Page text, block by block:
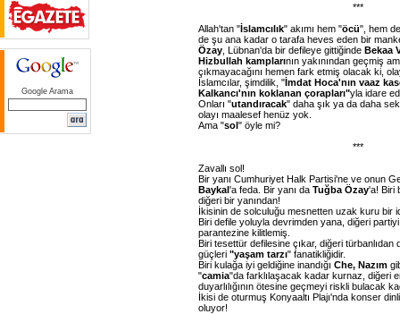
Google Arama
***
Allah'tan "İslamcılık" akımı hem "öcü", hem
de şu ana kadar o tarafa heves eden bir
Özay , Lübnan'da bir defileye gittiğinde Bekaa
Hizbullah kamplarının yakınından geçmiş
çıkmayacağını hemen fark etmiş olacak ki,
İslamcılar, şimdilik, "İmdat Hoca'nın vaaz
Kalkancı'nın koklanan çorapları"yla idare
Onları "utandıracak" daha şık ya da daha
olayı maalesef henüz yok.
Ama "sol" öyle mi?
***
Zavallı sol!
Bir yanı Cumhuriyet Halk Partisi'ne ve onun
Baykal'a feda. Bir yanı da Tuğba Özay'a! Biri
diğeri bir yanından!
İkisinin de solculuğu mesnetten uzak kuru bir
Biri defile yoluyla devrimden yana, diğeri
parantezine kilitlemiş.
Biri tesettür defilesine çıkar, diğeri türbanlıdan
güçleri "yaşam tarzı" fanatikliğidir.
Biri kulağa iyi geldiğine inandığı Che, Nazım
"camia"da farklılaşacak kadar kurnaz, diğeri
duyarlılığının ötesine geçmeyi riskli bulacak
İkisi de oturmuş Konyaaltı Plajı'nda konser
oluyor!